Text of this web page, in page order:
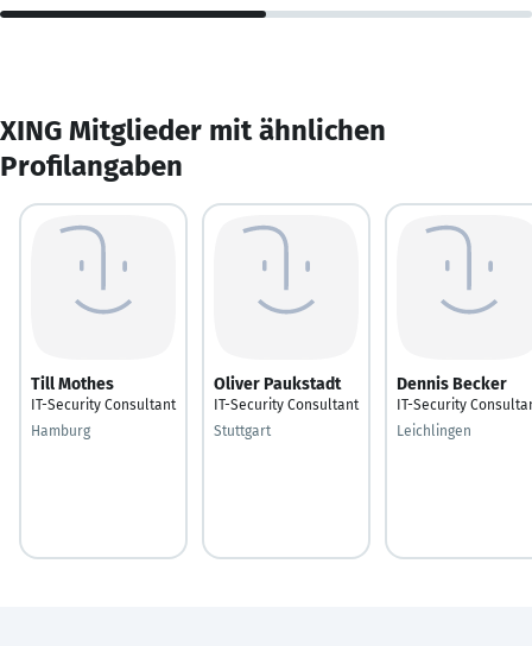
XING Mitglieder mit ähnlichen
Profilangaben
Till Mothes
IT-Security Consultant
Hamburg
Oliver Paukstadt
IT-Security Consultant
Stuttgart
Dennis Becker
IT-Security
Leichlingen